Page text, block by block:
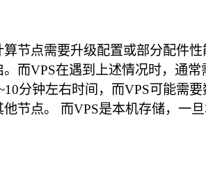
节点需要升级配置或部分配件
而VPS在遇到上述情况时，通
分钟左右时间，而VPS可能需
节点。 而VPS是本机存储，一